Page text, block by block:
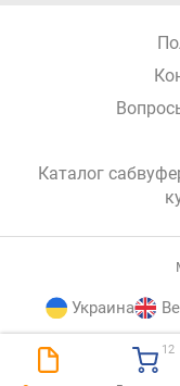
12
Каталог
Украина